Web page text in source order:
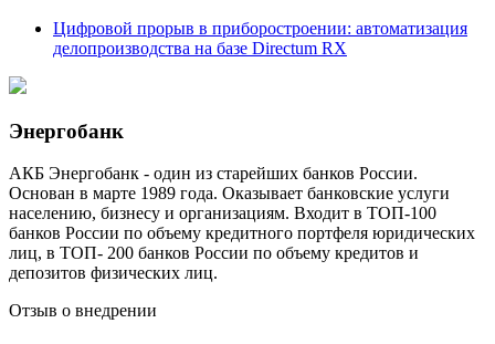
Цифровой прорыв в приборостроении: автоматизация
делопроизводства на базе Directum RX
Энергобанк
АКБ Энергобанк - один из старейших банков России.
Основан в марте 1989 года. Оказывает банковские услуги
населению, бизнесу и организациям. Входит в ТОП-100
банков России по объему кредитного портфеля юридических
лиц, в ТОП- 200 банков России по объему кредитов и
депозитов физических лиц.
Отзыв о внедрении